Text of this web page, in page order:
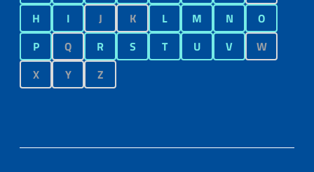
H
I J K L M N
O
P
Q R S T U V
W
X
Y Z